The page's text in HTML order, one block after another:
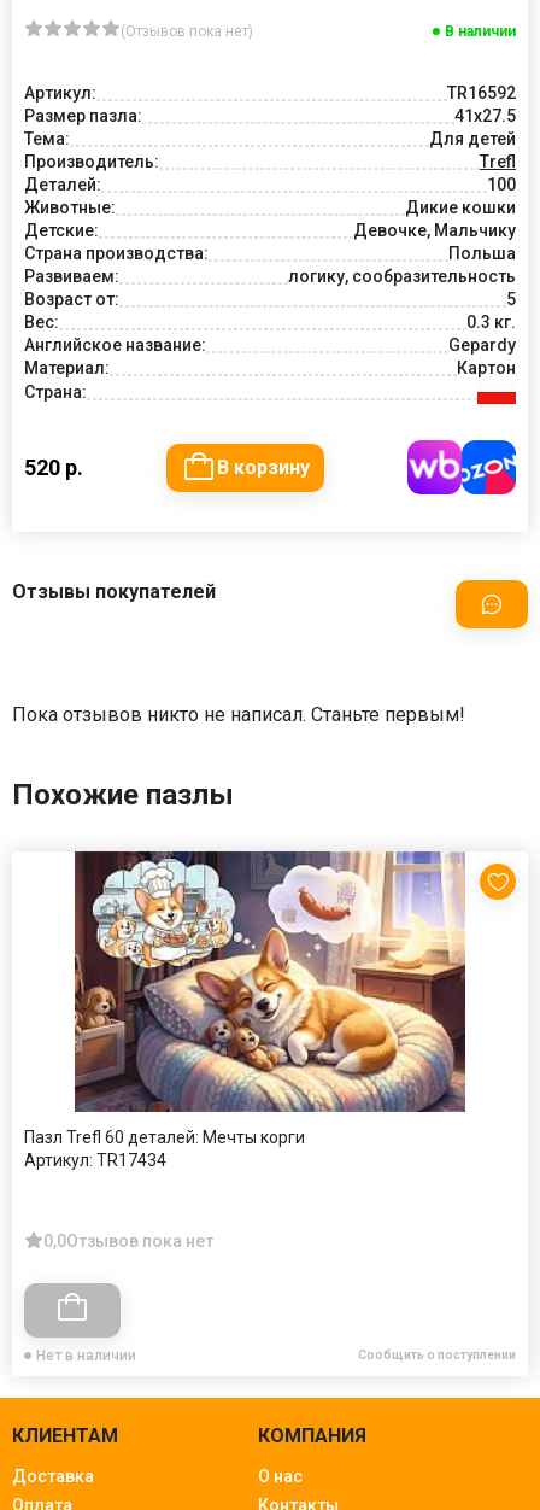
(Отзывов пока нет) В наличии
Артикул:
TR16592
Размер пазла:
41x27.5
Тема:
Для детей
Производитель:
Trefl
Деталей:
100
Животные:
Дикие кошки
Детские:
Девочке, Мальчику
Страна производства:
Польша
Развиваем:
логику, сообразительность
Возраст от:
5
Вес:
0.3 кг.
Английское название:
Gepardy
Материал:
Картон
Страна:
520 р. В корзину
Отзывы покупателей
Пока отзывов никто не написал. Станьте первым!
Похожие пазлы
Пазл Trefl 60 деталей: Мечты корги
Артикул: TR17434
0,0Отзывов пока нет
Нет в наличии Сообщить о поступлении
КЛИЕНТАМ
Доставка
Оплата
КОМПАНИЯ
О нас
Контакты